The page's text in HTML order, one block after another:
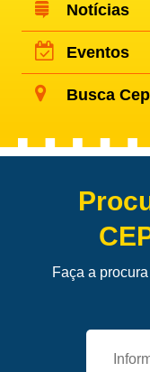
Notícias
Eventos
Busca Cep
Faça a